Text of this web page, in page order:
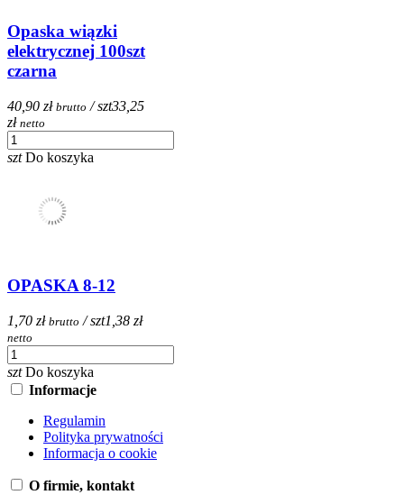
Opaska wiązki
elektrycznej 100szt
czarna
40,90 zł brutto / szt33,25
zł netto
szt Do koszyka
OPASKA 8-12
1,70 zł brutto / szt1,38 zł
netto
szt Do koszyka
Informacje
Regulamin
Polityka prywatności
Informacja o cookie
O firmie, kontakt